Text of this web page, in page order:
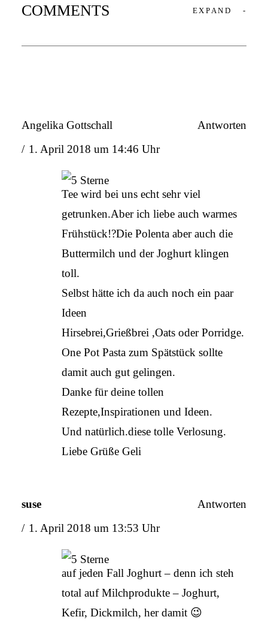
COMMENTS EXPAND -
Angelika Gottschall
1. April 2018 um 14:46 Uhr
Tee wird bei uns echt sehr viel
getrunken.Aber ich liebe auch warmes
Frühstück!?Die Polenta aber auch die
Buttermilch und der Joghurt klingen
toll.
Selbst hätte ich da auch noch ein paar
Ideen
Hirsebrei,Grießbrei ,Oats oder Porridge.
One Pot Pasta zum Spätstück sollte
damit auch gut gelingen.
Danke für deine tollen
Rezepte,Inspirationen und Ideen.
Und natürlich.diese tolle Verlosung.
Liebe Grüße Geli
Antworten
suse
1. April 2018 um 13:53 Uhr
auf jeden Fall Joghurt – denn ich steh
total auf Milchprodukte – Joghurt,
Kefir, Dickmilch, her damit 😉
Antworten